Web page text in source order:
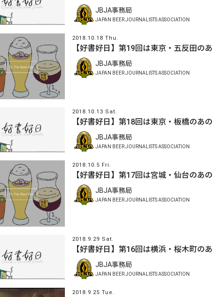
JBJA事務局
JAPAN BEER JOURNALISTS ASSOCIATION
2018.10.18 Thu.
【好書好日】第19回は東京・五反田のあ
JBJA事務局
JAPAN BEER JOURNALISTS ASSOCIATION
2018.10.13 Sat.
【好書好日】第18回は東京・板橋のあの
JBJA事務局
JAPAN BEER JOURNALISTS ASSOCIATION
2018.10.5 Fri.
【好書好日】第17回は宮城・仙台のあの
JBJA事務局
JAPAN BEER JOURNALISTS ASSOCIATION
2018.9.29 Sat.
【好書好日】第16回は横浜・桜木町のあ
JBJA事務局
JAPAN BEER JOURNALISTS ASSOCIATION
2018.9.25 Tue.